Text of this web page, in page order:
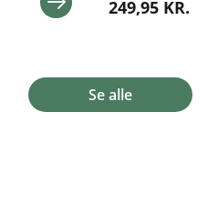
249,95 KR.
Se alle